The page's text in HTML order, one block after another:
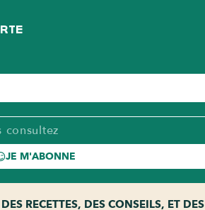
JE M'ABONNE
DES RECETTES, DES CONSEILS, ET DES